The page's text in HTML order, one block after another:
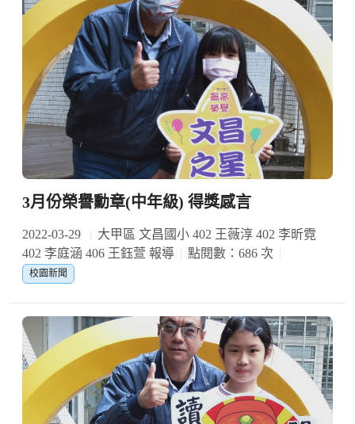
3月份榮譽勳章(中年級) 得獎感言
2022-03-29
大甲區 文昌國小 402 王薇淳 402 李昕霓
402 李庭涵 406 王鈺萱 報導
點閱數：686 次
校園新聞